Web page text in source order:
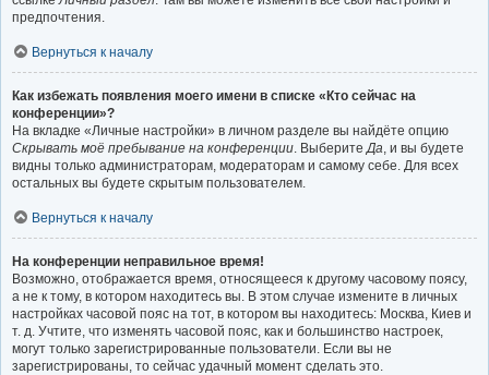
предпочтения.
Вернуться к началу
Как избежать появления моего имени в списке «Кто сейчас на
конференции»?
На вкладке «Личные настройки» в личном разделе вы найдёте опцию
Скрывать моё пребывание на конференции . Выберите Да , и вы будете
видны только администраторам, модераторам и самому себе. Для всех
остальных вы будете скрытым пользователем.
Вернуться к началу
На конференции неправильное время!
Возможно, отображается время, относящееся к другому часовому поясу,
а не к тому, в котором находитесь вы. В этом случае измените в личных
настройках часовой пояс на тот, в котором вы находитесь: Москва, Киев и
т. д. Учтите, что изменять часовой пояс, как и большинство настроек,
могут только зарегистрированные пользователи. Если вы не
зарегистрированы, то сейчас удачный момент сделать это.